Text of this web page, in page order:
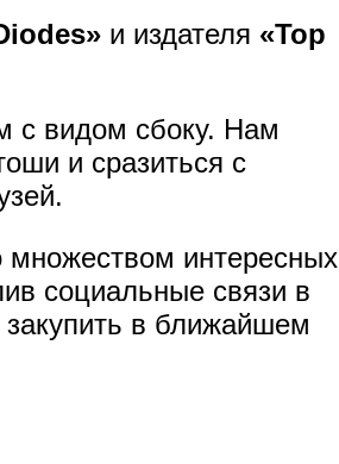
и издателя «Top
с видом сбоку. Нам
и сразиться с
множеством интересных
социальные связи в
в ближайшем